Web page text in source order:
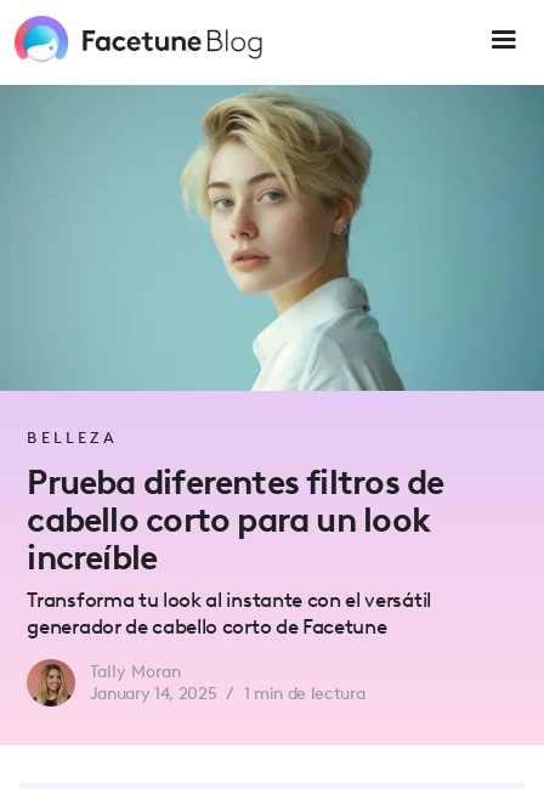
note:
This
BELLEZA
Prueba diferentes filtros de
cabello corto para un look
increíble
Transforma tu look al instante con el versátil
generador de cabello corto de Facetune
Tally Moran
January 14, 2025 / 1 min de lectura